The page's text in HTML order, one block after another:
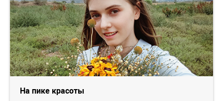
На пике красоты